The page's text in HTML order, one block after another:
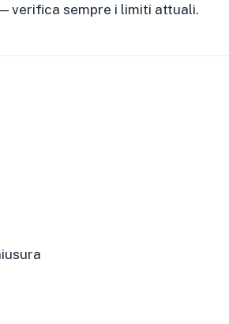
verifica sempre i limiti attuali.